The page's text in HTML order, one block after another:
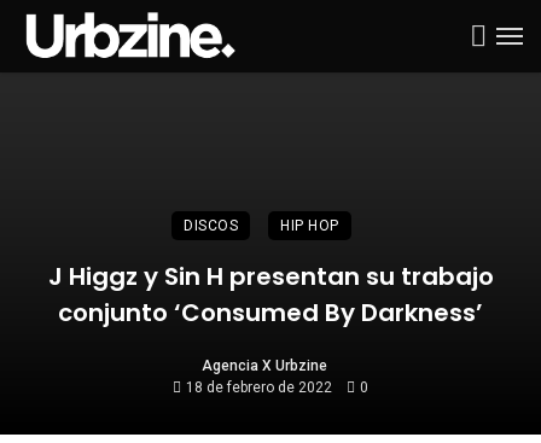
DISCOS HIP HOP
J Higgz y Sin H presentan su trabajo
conjunto ‘Consumed By Darkness’
Agencia X Urbzine
18 de febrero de 2022
0